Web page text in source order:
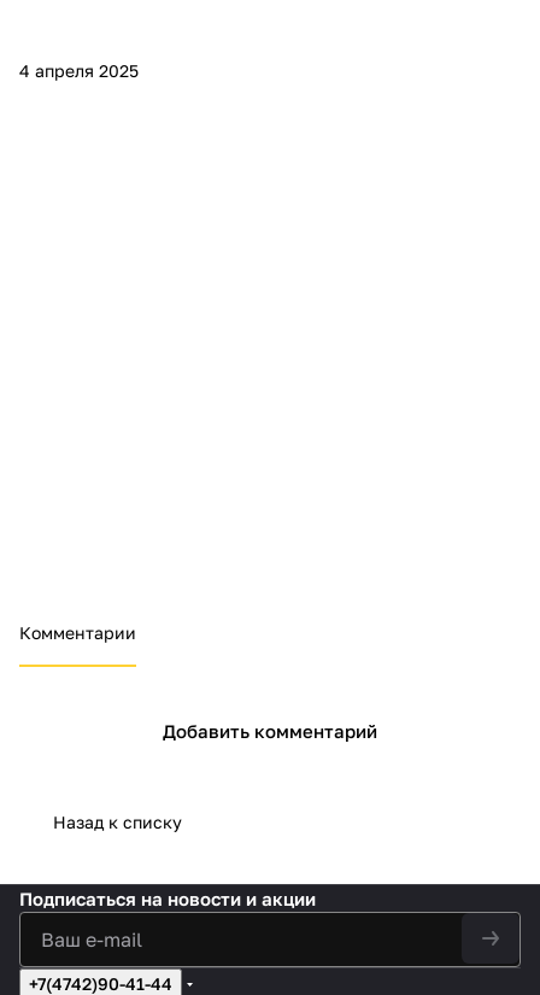
4 апреля 2025
Комментарии
Добавить комментарий
Назад к списку
Подписаться на новости и акции
+7(4742)90-41-44